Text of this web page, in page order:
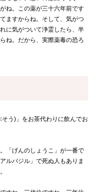
ね。この薬が三十六年前です
ますからね。そして、気がつ
に気がついて浄霊したら、半
ね。だから、実際薬毒の恐ろ
う)」をお茶代わりに飲んでお
「げんのしょうこ」が一番で
ルバジル」で死ぬ人もありま